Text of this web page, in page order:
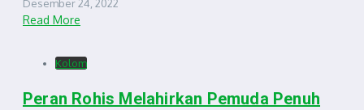
Desember 24, 2022
Read More
Kolom
Peran Rohis Melahirkan Pemuda Penuh